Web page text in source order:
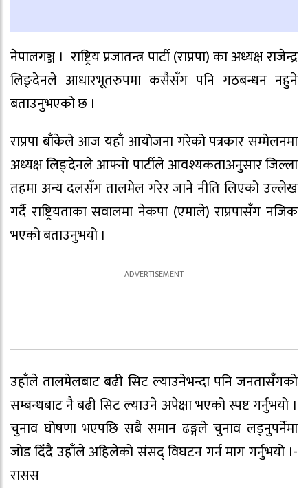
नेपालगञ्ज । राष्ट्रिय प्रजातन्त्र पार्टी (राप्रपा) का अध्यक्ष राजेन्द्र
लिङ्देनले आधारभूतरुपमा कसैसँग पनि गठबन्धन नहुने
बताउनुभएको छ ।
राप्रपा बाँकेले आज यहाँ आयोजना गरेको पत्रकार सम्मेलनमा
अध्यक्ष लिङ्देनले आफ्नो पार्टीले आवश्यकताअनुसार जिल्ला
तहमा अन्य दलसँग तालमेल गरेर जाने नीति लिएको उल्लेख
गर्दै राष्ट्रियताका सवालमा नेकपा (एमाले) राप्रपासँग नजिक
भएको बताउनुभयो ।
उहाँले तालमेलबाट बढी सिट ल्याउनेभन्दा पनि जनतासँगको
सम्बन्धबाट नै बढी सिट ल्याउने अपेक्षा भएको स्पष्ट गर्नुभयो ।
चुनाव घोषणा भएपछि सबै समान ढङ्गले चुनाव लड्नुपर्नेमा
जोड दिँदै उहाँले अहिलेको संसद् विघटन गर्न माग गर्नुभयो ।-
रासस